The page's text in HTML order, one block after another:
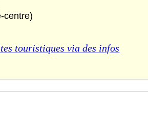
centre)
touristiques via des infos